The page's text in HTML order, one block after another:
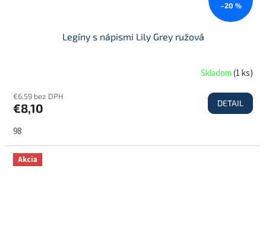
–20 %
Legíny s nápismi Lily Grey ružová
Skladom(1 ks)
€6,59 bez DPH
€8,10 DETAIL
98
Akcia